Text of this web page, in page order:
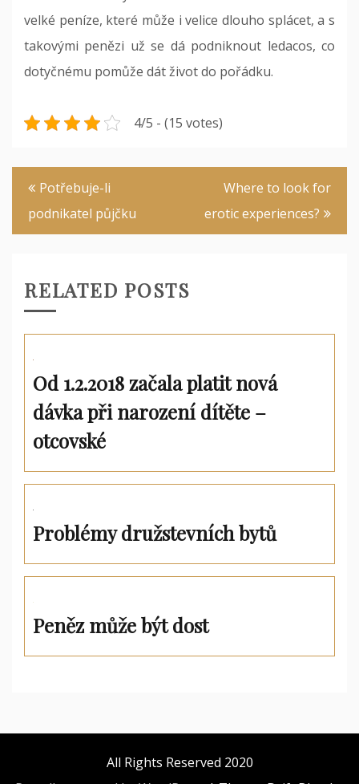
velké peníze, které může i velice dlouho splácet, a s
takovými penězi už se dá podniknout ledacos, co
dotyčnému pomůže dát život do pořádku.
4/5 - (15 votes)
Navigace
pro
příspěvek
Potřebuje-li
podnikatel půjčku
Where to look for
erotic experiences?
RELATED POSTS
Od 1.2.2018 začala platit nová
dávka při narození dítěte –
otcovské
Problémy družstevních bytů
Peněz může být dost
All Rights Reserved 2020